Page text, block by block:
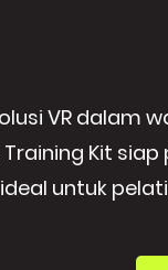
VR dalam
Kit
ideal untuk